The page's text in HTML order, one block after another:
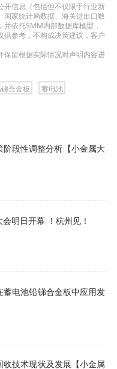
走弱的背景下，冬季
支撑，叠加玻璃开
为主。
、“531”政策带动，
于前期堵口冷修窑
度加快导致 玻璃价
炉开始集中点火，
露，同时
击带动的需求开始
道，在此赢下下，
开信息（包括但不仅限于行业新
国家统计局数据、海关进出口数
依托SMM内部数据库模型，
供参考，不构成决策建议，客户
保留根据实际情况对声明内容进
合金板 蓄电池
段性调整分析【小金属大
明日开幕 ！杭州见！
电池铅锑合金板中应用发
技术现状及发展【小金属